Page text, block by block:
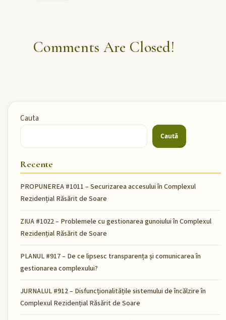
Comments Are Closed!
Cauta
Caută
Recente
PROPUNEREA #1011 – Securizarea accesului în Complexul
Rezidențial Răsărit de Soare
ZIUA #1022 – Problemele cu gestionarea gunoiului în Complexul
Rezidențial Răsărit de Soare
PLANUL #917 – De ce lipsesc transparența și comunicarea în
gestionarea complexului?
JURNALUL #912 – Disfuncționalitățile sistemului de încălzire în
Complexul Rezidențial Răsărit de Soare